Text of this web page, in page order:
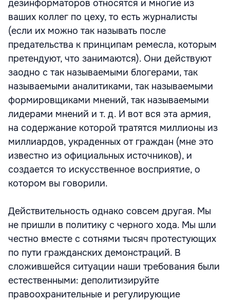
дезинформаторов относятся и многие из
ваших коллег по цеху, то есть журналисты
(если их можно так называть после
предательства к принципам ремесла, которым
претендуют, что занимаются). Они действуют
заодно с так называемыми блогерами, так
называемыми аналитиками, так называемыми
формировщиками мнений, так называемыми
лидерами мнений и т. д. И вот вся эта армия,
на содержание которой тратятся миллионы из
миллиардов, украденных от граждан (мне это
известно из официальных источников), и
создается то искусственное восприятие, о
котором вы говорили.
Действительность однако совсем другая. Мы
не пришли в политику с черного хода. Мы шли
честно вместе с сотнями тысяч протестующих
по пути гражданских демонстраций. В
сложившейся ситуации наши требования были
естественными: деполитизируйте
правоохранительные и регулирующие